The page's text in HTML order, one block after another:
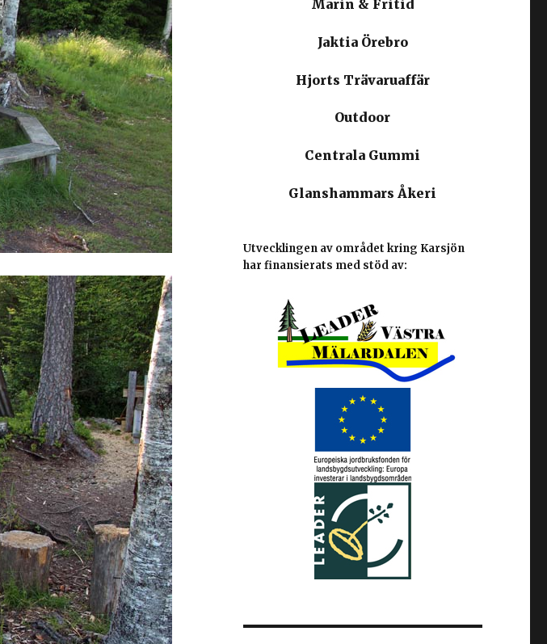
Marin & Fritid
Jaktia Örebro
Hjorts Trävaruaffär
Outdoor
Centrala Gummi
Glanshammars Åkeri
Utvecklingen av området kring Karsjön
har finansierats med stöd av: